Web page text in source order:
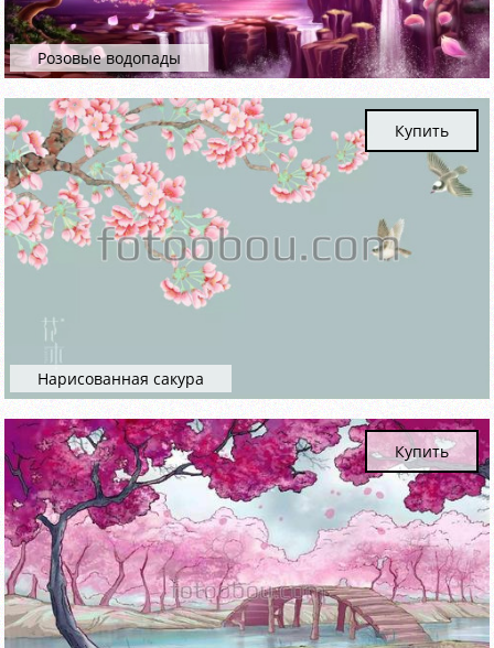
Розовые водопады
Нарисованная сакура
Купить
Купить